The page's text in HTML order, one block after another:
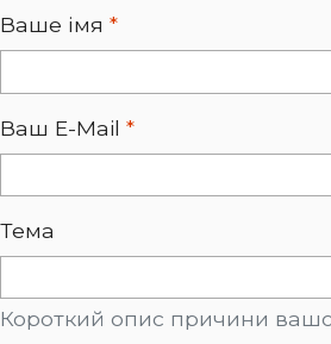
Ваше імя *
Ваш E-Mail *
Тема
Короткий опис причини